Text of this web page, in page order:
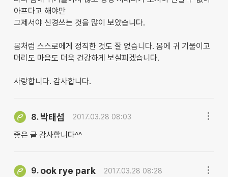
아프다고 해야만
그제서야 신경쓰는 것을 많이 보았습니다.
몸처럼 스스로에게 정직한 것도 잘 없습니다. 몸에 귀 기울이고
머리도 마음도 더욱 건강하게 보살피겠습니다.
사랑합니다. 감사합니다.
8. 박태섭 2017.03.28 08:03
좋은 글 감사합니다^^
9. ook rye park 2017.03.28 08:28